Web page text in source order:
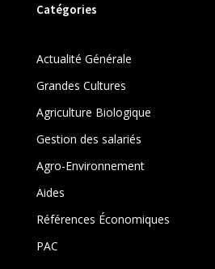
Catégories
Actualité Générale
Grandes Cultures
Agriculture Biologique
Gestion des salariés
Agro-Environnement
Aides
Références Économiques
PAC